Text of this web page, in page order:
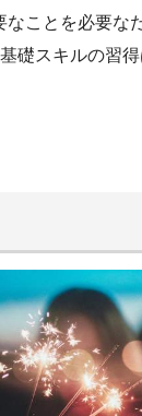
なことを必要な
礎スキルの習得